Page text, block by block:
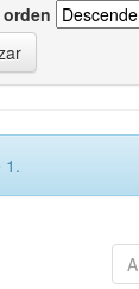
orden
1.